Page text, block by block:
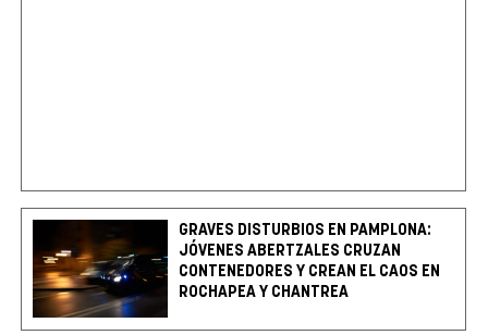
GRAVES DISTURBIOS EN PAMPLONA:
JÓVENES ABERTZALES CRUZAN
CONTENEDORES Y CREAN EL CAOS EN
ROCHAPEA Y CHANTREA